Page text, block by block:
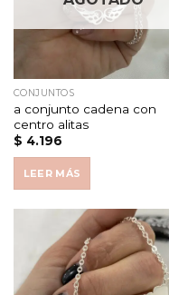
CONJUNTOS
a conjunto cadena con
centro alitas
$ 4.196
LEER MÁS